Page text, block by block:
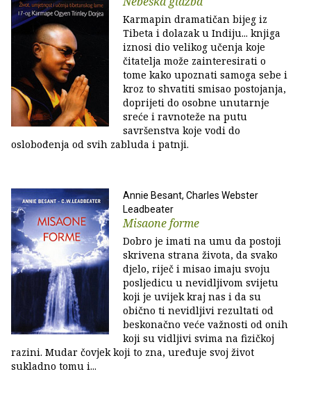
Karmapin dramatičan bijeg iz
Tibeta i dolazak u Indiju... knjiga
iznosi dio velikog učenja koje
čitatelja može zainteresirati o
tome kako upoznati samoga sebe i
kroz to shvatiti smisao postojanja,
doprijeti do osobne unutarnje
sreće i ravnoteže na putu
savršenstva koje vodi do
oslobođenja od svih zabluda i patnji.
Annie Besant, Charles Webster
Leadbeater
Misaone forme
Dobro je imati na umu da postoji
skrivena strana života, da svako
djelo, riječ i misao imaju svoju
posljedicu u nevidljivom svijetu
koji je uvijek kraj nas i da su
obično ti nevidljivi rezultati od
beskonačno veće važnosti od onih
koji su vidljivi svima na fizičkoj
razini. Mudar čovjek koji to zna, uređuje svoj život
sukladno tomu i...